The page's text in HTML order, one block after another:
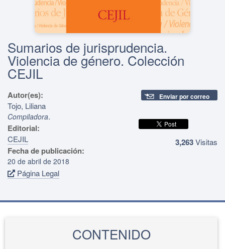
Sumarios de jurisprudencia.
Violencia de género. Colección
CEJIL
Autor(es):
Tojo, Liliana
Compiladora.
Editorial:
CEJIL
Fecha de publicación:
20 de abril de 2018
Página Legal
Enviar por correo
3,263Visitas
CONTENIDO